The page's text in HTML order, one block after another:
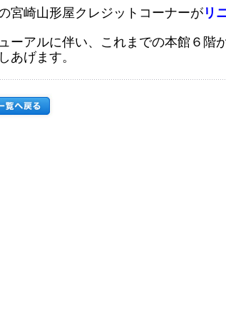
宮崎山形屋クレジットコーナーが リ
ーアルに伴い、これまでの本館６階
あげます。